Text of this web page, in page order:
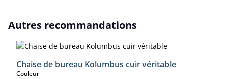
Ignorer la galerie de produits
Autres recommandations
Chaise de bureau Kolumbus cuir véritable
Couleurselect